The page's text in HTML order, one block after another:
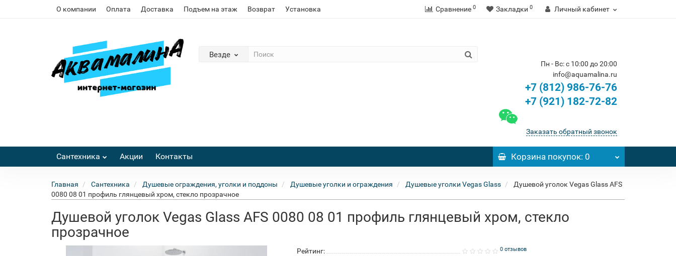
О компании Оплата Доставка Подъем на этаж Возврат Установка Сравнение 0 Закладки 0 Личный кабинет
Везде
Пн - Вс: с 10:00 до 20:00
info@aquamalina.ru
+7 (812) 986-76-76
+7 (921) 182-72-82
Заказать обратный звонок
Сантехника Акции Контакты Корзинапокупок: 0
Главная Сантехника Душевые ограждения, уголки и поддоны Душевые уголки и ограждения Душевые уголки Vegas Glass
Душевой уголок Vegas Glass AFS
0080 08 01 профиль глянцевый хром, стекло прозрачное
Душевой уголок Vegas Glass AFS 0080 08 01 профиль глянцевый хром, стекло
прозрачное
Рейтинг: 0 отзывов